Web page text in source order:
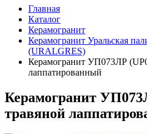
Главная
Каталог
Керамогранит
Керамогранит Уральская
(URALGRES)
Керамогранит УП073ЛР
лаппатированный
Керамогранит
травяной